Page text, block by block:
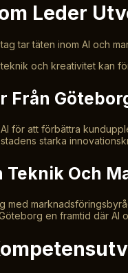
Leder
tar täten inom AI och
och kreativitet kan
Från
för att förbättra
starka
Teknik Och
med
en framtid där AI